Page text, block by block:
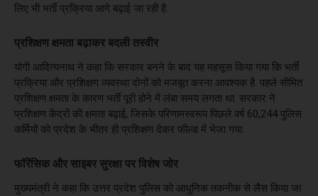
लिए भी भर्ती प्रक्रिया आगे बढ़ाई जा रही है.
प्रशिक्षण क्षमता बढ़ाकर बदली तस्वीर
योगी आदित्यनाथ ने कहा कि सरकार बनने के बाद यह महसूस किया गया कि भर्ती
प्रक्रिया और प्रशिक्षण व्यवस्था दोनों को मजबूत करना आवश्यक है. पहले सीमित
प्रशिक्षण क्षमता के कारण भर्ती पूरी होने में लंबा समय लगता था. सरकार ने
प्रशिक्षण केंद्रों की क्षमता बढ़ाई, जिसके परिणामस्वरूप पिछले वर्ष 60,244 पुलिस
कर्मियों को प्रदेश के भीतर ही प्रशिक्षण देकर फील्ड में भेजा गया.
फॉरेंसिक और साइबर सुरक्षा पर विशेष जोर
मुख्यमंत्री ने कहा कि उत्तर प्रदेश पुलिस को आधुनिक तकनीक से लैस किया जा